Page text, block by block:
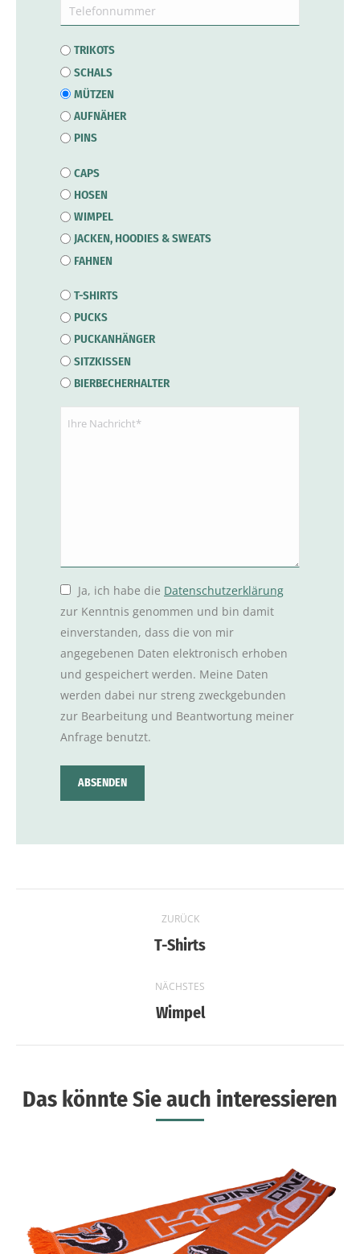
Telefonnummer
Produktart
TRIKOTS
SCHALS
MÜTZEN
AUFNÄHER
PINS
Produktart
CAPS
HOSEN
WIMPEL
JACKEN, HOODIES & SWEATS
FAHNEN
Produktart
T-SHIRTS
PUCKS
PUCKANHÄNGER
SITZKISSEN
BIERBECHERHALTER
Datenschutz
Ja, ich habe die Datenschutzerklärung
zur Kenntnis genommen und bin damit
einverstanden, dass die von mir
angegebenen Daten elektronisch erhoben
und gespeichert werden. Meine Daten
werden dabei nur streng zweckgebunden
zur Bearbeitung und Beantwortung meiner
Anfrage benutzt.
ZURÜCK
Previous
T-Shirts
NÄCHSTES
Next
Wimpel
Das könnte Sie auch interessieren